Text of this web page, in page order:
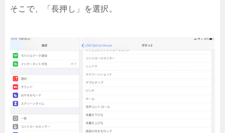
そこで、「長押し」を選択。